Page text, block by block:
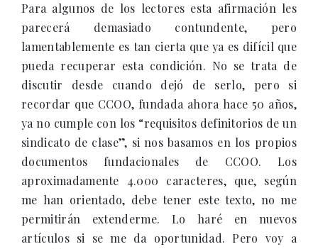
Para algunos de los lectores esta afirmación les
parecerá demasiado contundente, pero
lamentablemente es tan cierta que ya es difícil que
pueda recuperar esta condición. No se trata de
discutir desde cuando dejó de serlo, pero si
recordar que CCOO, fundada ahora hace 50 años,
ya no cumple con los “requisitos definitorios de un
sindicato de clase”, si nos basamos en los propios
documentos fundacionales de CCOO. Los
aproximadamente 4.000 caracteres, que, según
me han orientado, debe tener este texto, no me
permitirán extenderme. Lo haré en nuevos
artículos si se me da oportunidad. Pero voy a